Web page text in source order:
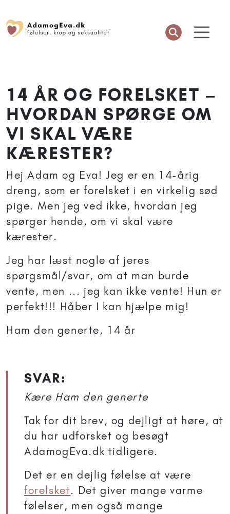
14 ÅR OG FORELSKET –
HVORDAN SPØRGE OM
VI SKAL VÆRE
KÆRESTER?
Hej Adam og Eva! Jeg er en 14-årig
dreng, som er forelsket i en virkelig sød
pige. Men jeg ved ikke, hvordan jeg
spørger hende, om vi skal være
kærester.
Jeg har læst nogle af jeres
spørgsmål/svar, om at man burde
vente, men ... jeg kan ikke vente! Hun er
perfekt!!! Håber I kan hjælpe mig!
Ham den generte, 14 år
SVAR:
Kære Ham den generte
Tak for dit brev, og dejligt at høre, at
du har udforsket og besøgt
AdamogEva.dk tidligere.
Det er en dejlig følelse at være
forelsket. Det giver mange varme
følelser, men også mange